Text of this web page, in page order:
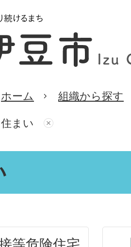
ホーム 組織から探す
住まい